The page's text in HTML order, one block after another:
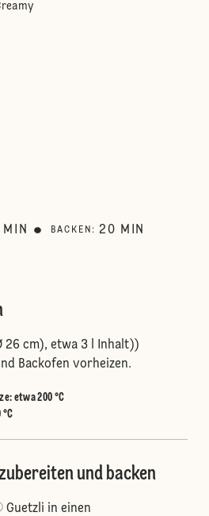
MIN BACKEN : 20 MIN
26 cm), etwa 3 l Inhalt))
Backofen vorheizen.
: etwa 200 °C
und backen
Guetzli in einen